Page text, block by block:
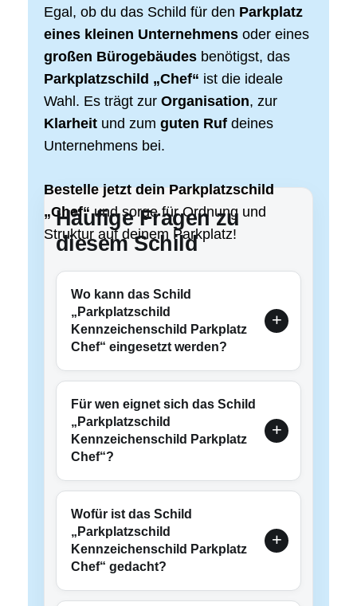
Egal, ob du das Schild für den Parkplatz
eines kleinen Unternehmens oder eines
großen Bürogebäudes benötigst, das
Parkplatzschild „Chef“ ist die ideale
Wahl. Es trägt zur Organisation, zur
Klarheit und zum guten Ruf deines
Unternehmens bei.
Bestelle jetzt dein Parkplatzschild
„Chef“und sorge für Ordnung und
Struktur auf deinem Parkplatz!
Häufige Fragen zu
diesem Schild
Wo kann das Schild
„Parkplatzschild
Kennzeichenschild Parkplatz
Chef“ eingesetzt werden?
Für wen eignet sich das Schild
„Parkplatzschild
Kennzeichenschild Parkplatz
Chef“?
Wofür ist das Schild
„Parkplatzschild
Kennzeichenschild Parkplatz
Chef“ gedacht?